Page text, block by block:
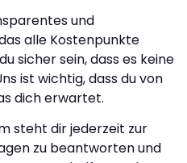
und
alle Kostenpunkte
sicher sein, dass es keine
ist wichtig, dass du von
dich erwartet.
steht dir jederzeit zur
zu beantworten und